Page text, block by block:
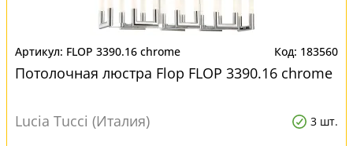
FLOP 3390.16 chrome 183560
Потолочная люстра Flop FLOP 3390.16 chrome
Lucia Tucci (Италия) 3 шт.